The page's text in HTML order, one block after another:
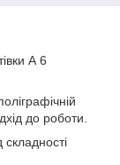
А 6
до роботи.